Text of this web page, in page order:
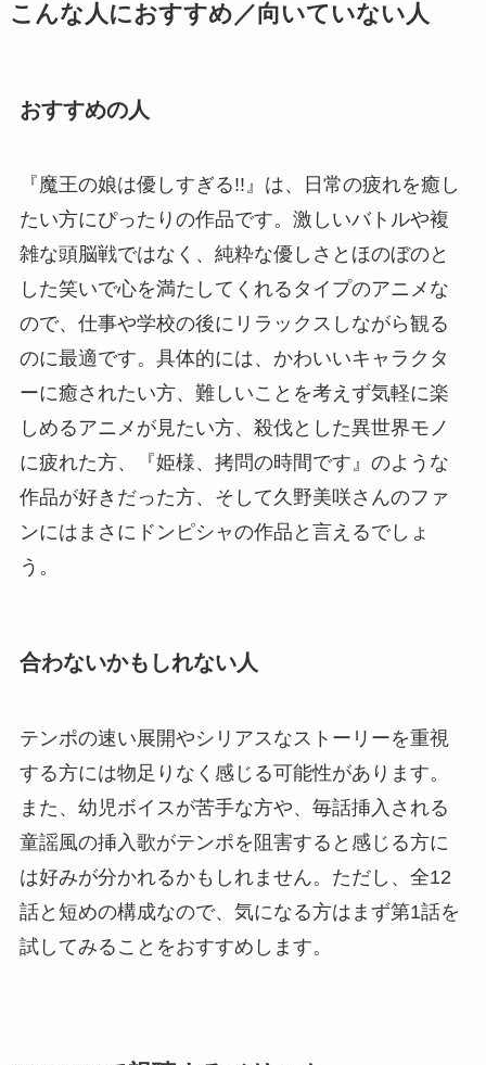
こんな人におすすめ／向いていない人
おすすめの人
『魔王の娘は優しすぎる!!』は、日常の疲れを癒し
たい方にぴったりの作品です。激しいバトルや複
雑な頭脳戦ではなく、純粋な優しさとほのぼのと
した笑いで心を満たしてくれるタイプのアニメな
ので、仕事や学校の後にリラックスしながら観る
のに最適です。具体的には、かわいいキャラクタ
ーに癒されたい方、難しいことを考えず気軽に楽
しめるアニメが見たい方、殺伐とした異世界モノ
に疲れた方、『姫様、拷問の時間です』のような
作品が好きだった方、そして久野美咲さんのファ
ンにはまさにドンピシャの作品と言えるでしょ
う。
合わないかもしれない人
テンポの速い展開やシリアスなストーリーを重視
する方には物足りなく感じる可能性があります。
また、幼児ボイスが苦手な方や、毎話挿入される
童謡風の挿入歌がテンポを阻害すると感じる方に
は好みが分かれるかもしれません。ただし、全12
話と短めの構成なので、気になる方はまず第1話を
試してみることをおすすめします。